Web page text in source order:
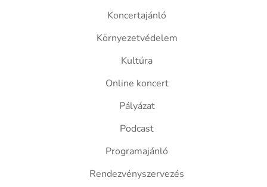
Koncertajánló
Környezetvédelem
Kultúra
Online koncert
Pályázat
Podcast
Programajánló
Rendezvényszervezés